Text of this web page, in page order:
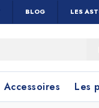
BLOG LES
Accessoires Les